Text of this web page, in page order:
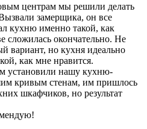
центрам мы решили делать
замерщика, он все
кухню именно такой, как
сложилась окончательно. Не
вариант, но кухня идеально
как мне нравится.
установили нашу кухню-
кривым стенам, им пришлось
шкафчиков, но результат